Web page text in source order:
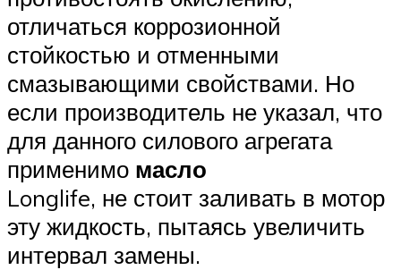
отличаться коррозионной
стойкостью и отменными
смазывающими свойствами. Но
если производитель не указал, что
для данного силового агрегата
применимо масло
Longlife, не стоит заливать в мотор
эту жидкость, пытаясь увеличить
интервал замены.